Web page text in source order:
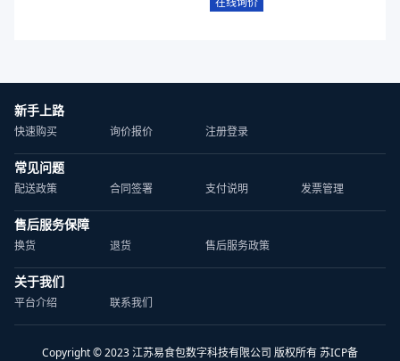
新手上路
快速购买 询价报价 注册登录
常见问题
配送政策 合同签署 支付说明 发票管理
售后服务保障
换货 退货 售后服务政策
关于我们
平台介绍 联系我们
Copyright © 2023 江苏易食包数字科技有限公司 版权所有 苏ICP备